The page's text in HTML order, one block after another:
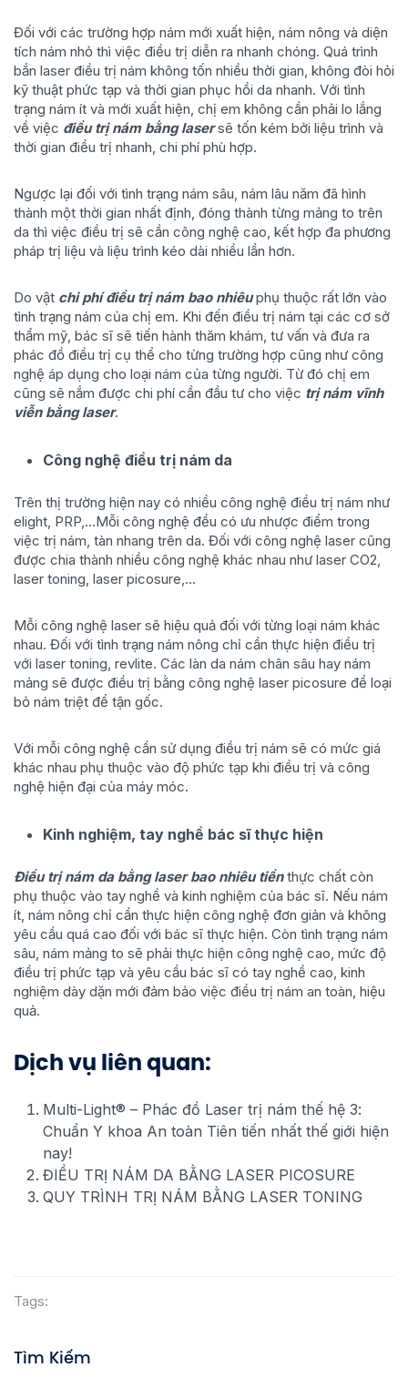
Đối với các trường hợp nám mới xuất hiện, nám nông và diện
tích nám nhỏ thì việc điều trị diễn ra nhanh chóng. Quá trình
bắn laser điều trị nám không tốn nhiều thời gian, không đòi hỏi
kỹ thuật phức tạp và thời gian phục hồi da nhanh. Với tình
trạng nám ít và mới xuất hiện, chị em không cần phải lo lắng
về việc điều trị nám bằng lasersẽ tốn kém bởi liệu trình và
thời gian điều trị nhanh, chi phí phù hợp.
Ngược lại đối với tình trạng nám sâu, nám lâu năm đã hình
thành một thời gian nhất định, đóng thành từng mảng to trên
da thì việc điều trị sẽ cần công nghệ cao, kết hợp đa phương
pháp trị liệu và liệu trình kéo dài nhiều lần hơn.
Do vật chi phí điều trị nám bao nhiêuphụ thuộc rất lớn vào
tình trạng nám của chị em. Khi đến điều trị nám tại các cơ sở
thẩm mỹ, bác sĩ sẽ tiến hành thăm khám, tư vấn và đưa ra
phác đồ điều trị cụ thể cho từng trường hợp cũng như công
nghệ áp dụng cho loại nám của từng người. Từ đó chị em
cũng sẽ nắm được chi phí cần đầu tư cho việc trị nám vĩnh
viễn bằng laser.
Công nghệ điều trị nám da
Trên thị trường hiện nay có nhiều công nghệ điều trị nám như
elight, PRP,…Mỗi công nghệ đều có ưu nhược điểm trong
việc trị nám, tàn nhang trên da. Đối với công nghệ laser cũng
được chia thành nhiều công nghệ khác nhau như laser CO2,
laser toning, laser picosure,…
Mỗi công nghệ laser sẽ hiệu quả đối với từng loại nám khác
nhau. Đối với tình trạng nám nông chỉ cần thực hiện điều trị
với laser toning, revlite. Các làn da nám chân sâu hay nám
mảng sẽ được điều trị bằng công nghệ laser picosure để loại
bỏ nám triệt để tận gốc.
Với mỗi công nghệ cần sử dụng điều trị nám sẽ có mức giá
khác nhau phụ thuộc vào độ phức tạp khi điều trị và công
nghệ hiện đại của máy móc.
Kinh nghiệm, tay nghề bác sĩ thực hiện
Điều trị nám da bằng laser bao nhiêu tiềnthực chất còn
phụ thuộc vào tay nghề và kinh nghiệm của bác sĩ. Nếu nám
ít, nám nông chỉ cần thực hiện công nghệ đơn giản và không
yêu cầu quá cao đối với bác sĩ thực hiện. Còn tình trạng nám
sâu, nám mảng to sẽ phải thực hiện công nghệ cao, mức độ
điều trị phức tạp và yêu cầu bác sĩ có tay nghề cao, kinh
nghiệm dày dặn mới đảm bảo việc điều trị nám an toàn, hiệu
quả.
Dịch vụ liên quan:
Multi-Light® – Phác đồ Laser trị nám thế hệ 3:
Chuẩn Y khoa An toàn Tiên tiến nhất thế giới hiện
nay!
ĐIỀU TRỊ NÁM DA BẰNG LASER PICOSURE
QUY TRÌNH TRỊ NÁM BẰNG LASER TONING
Tags:
Tìm Kiếm